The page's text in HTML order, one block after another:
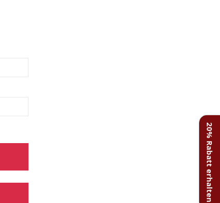
20% Rabatt erhalten